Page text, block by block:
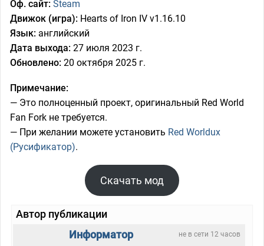
Оф. сайт: Steam
Движок (игра): Hearts of Iron IV v1.16.10
Язык: английский
Дата выхода: 27 июля 2023 г.
Обновлено: 20 октября 2025 г.
Примечание:
— Это полноценный проект, оригинальный Red World
Fan Fork не требуется.
— При желании можете установить Red Worldux
(Русификатор).
Скачать мод
Автор публикации
не в сети 12 часов
Информатор